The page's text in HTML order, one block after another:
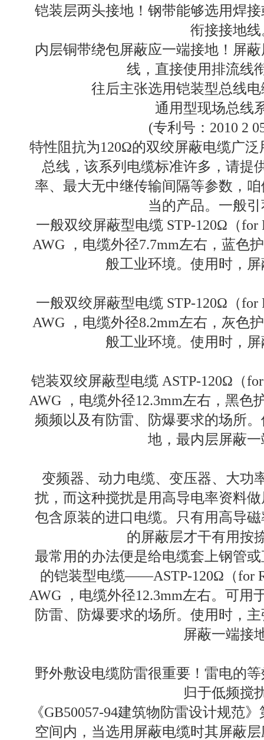
铠装层两头接地！钢带能够选用焊
衔接接地
内层铜带绕包屏蔽应一端接地！屏
线，直接使用排流线
往后主张选用铠装型总线
通用型现场总线
(专利号：2010 2
特性阻抗为120Ω的双绞屏蔽电缆广泛
总线，该系列电缆标准许多，请提
率、最大无中继传输间隔等参数，
当的产品。一般
一般双绞屏蔽型电缆 STP-120Ω（for
AWG ，电缆外径7.7mm左右，蓝色
般工业环境。使用时，
一般双绞屏蔽型电缆 STP-120Ω（for
AWG ，电缆外径8.2mm左右，灰色
般工业环境。使用时，
铠装双绞屏蔽型电缆 ASTP-120Ω（
AWG ，电缆外径12.3mm左右，黑色
频频以及有防雷、防爆要求的场所
地，最内层屏蔽
变频器、动力电缆、变压器、大功
扰，而这种搅扰是用高导电率资料
包含原装的进口电缆。只有用高导
的屏蔽层才干有用按
最常用的办法便是给电缆套上钢管
的铠装型电缆——ASTP-120Ω（for
AWG ，电缆外径12.3mm左右。可用
防雷、防爆要求的场所。使用时，
屏蔽一端接
野外敷设电缆防雷很重要！雷电的
归于低频搅
《GB50057-94建筑物防雷设计规范
空间内，当选用屏蔽电缆时其屏蔽